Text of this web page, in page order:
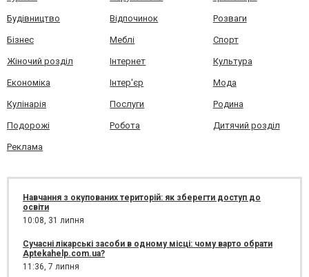
Будівництво Відпочинок Розваги
Бізнес Меблі Спорт
Жіночий розділ Інтернет Культура
Економіка Інтер'єр Мода
Кулінарія Послуги Родина
Подорожі Робота Дитячий розділ
Реклама
Навчання з окупованих територій: як зберегти доступ до
освіти
10:08, 31 липня
Сучасні лікарські засоби в одному місці: чому варто обрати
Aptekahelp.com.ua?
11:36, 7 липня